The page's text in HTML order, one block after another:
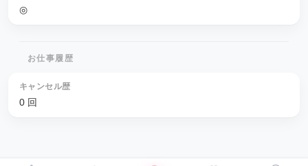
◎
お仕事履歴
キャンセル歴
0 回